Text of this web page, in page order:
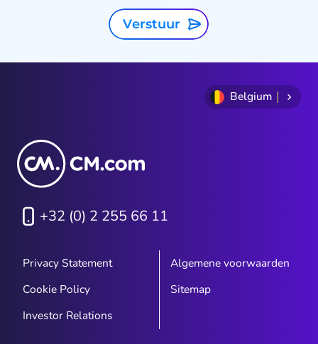
Verstuur
Belgium
+32 (0) 2 255 66 11
Privacy Statement
Algemene voorwaarden
Cookie Policy
Sitemap
Investor Relations